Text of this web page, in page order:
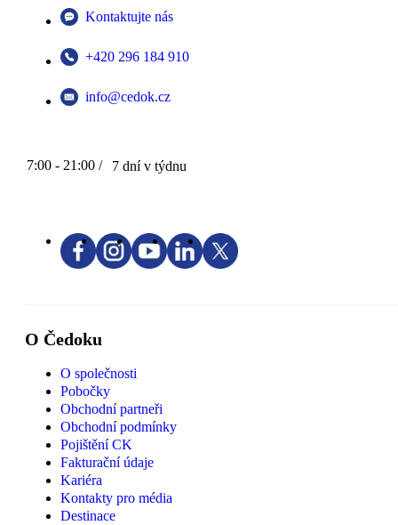
Kontaktujte nás
+420 296 184 910
info@cedok.cz
7:00 - 21:00 / 7 dní v týdnu
O Čedoku
O společnosti
Pobočky
Obchodní partneři
Obchodní podmínky
Pojištění CK
Fakturační údaje
Kariéra
Kontakty pro média
Destinace